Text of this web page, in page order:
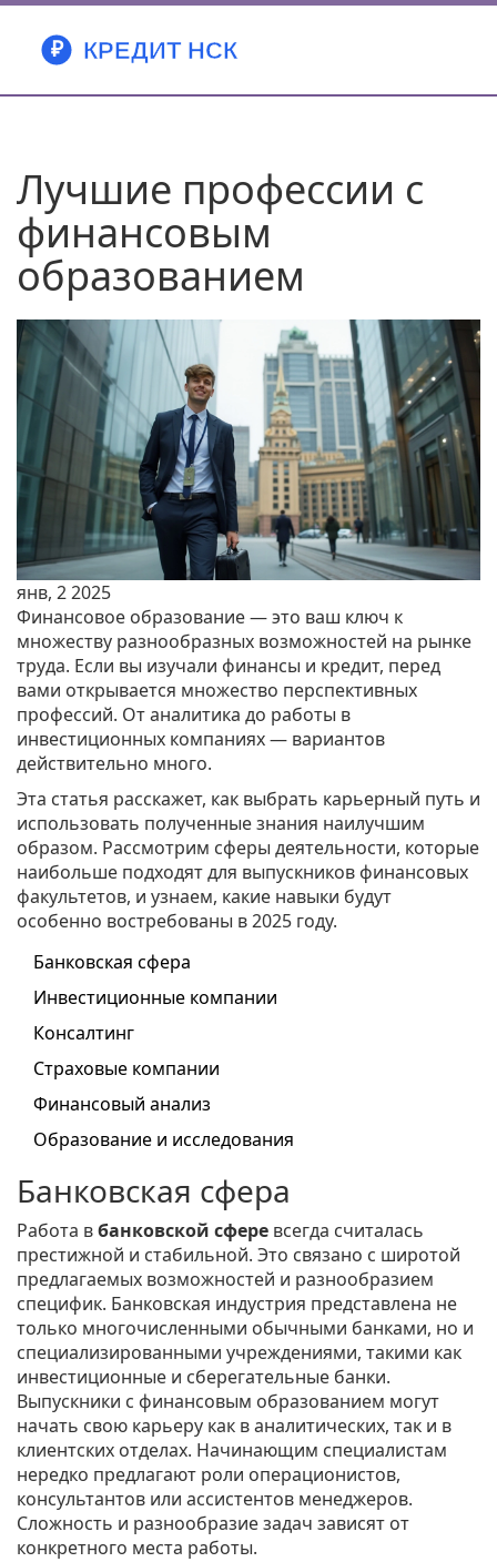
Лучшие профессии с
финансовым
образованием
янв, 2 2025
Финансовое образование — это ваш ключ к
множеству разнообразных возможностей на рынке
труда. Если вы изучали финансы и кредит, перед
вами открывается множество перспективных
профессий. От аналитика до работы в
инвестиционных компаниях — вариантов
действительно много.
Эта статья расскажет, как выбрать карьерный путь и
использовать полученные знания наилучшим
образом. Рассмотрим сферы деятельности, которые
наибольше подходят для выпускников финансовых
факультетов, и узнаем, какие навыки будут
особенно востребованы в 2025 году.
Банковская сфера
Инвестиционные компании
Консалтинг
Страховые компании
Финансовый анализ
Образование и исследования
Банковская сфера
Работа вбанковской сфере всегда считалась
престижной и стабильной. Это связано с широтой
предлагаемых возможностей и разнообразием
специфик. Банковская индустрия представлена не
только многочисленными обычными банками, но и
специализированными учреждениями, такими как
инвестиционные и сберегательные банки.
Выпускники с финансовым образованием могут
начать свою карьеру как в аналитических, так и в
клиентских отделах. Начинающим специалистам
нередко предлагают роли операционистов,
консультантов или ассистентов менеджеров.
Сложность и разнообразие задач зависят от
конкретного места работы.